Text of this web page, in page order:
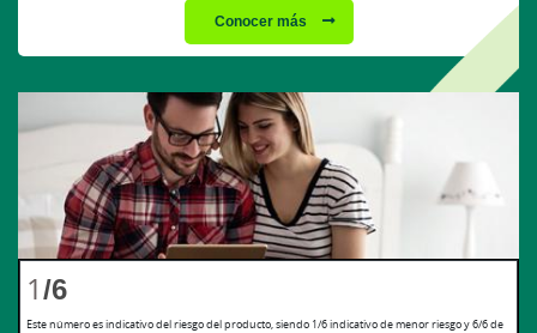
Conocer más
1/6
Este número es indicativo del riesgo del producto, siendo 1/6 indicativo de menor riesgo y 6/6 de